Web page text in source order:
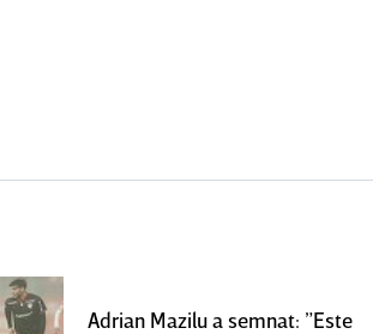
Adrian Mazilu a semnat: ”Este